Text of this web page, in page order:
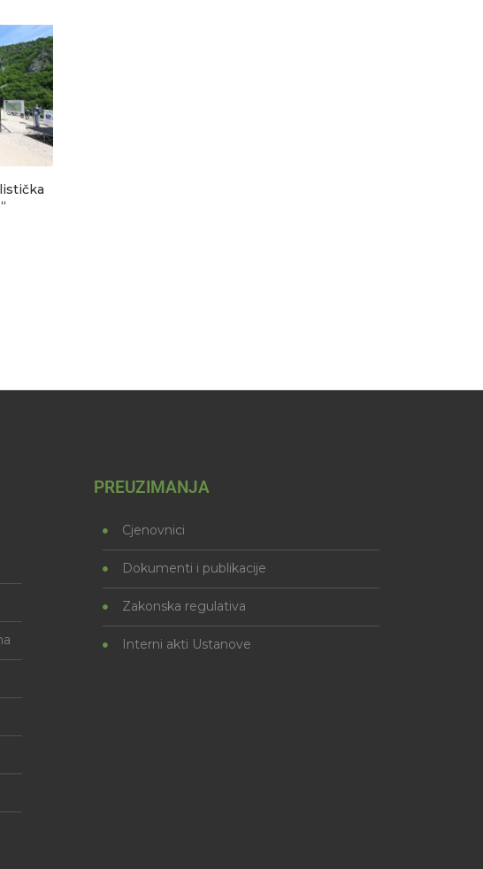
PREUZIMANJA
Cjenovnici
Dokumenti i publikacije
Zakonska regulativa
Interni akti Ustanove